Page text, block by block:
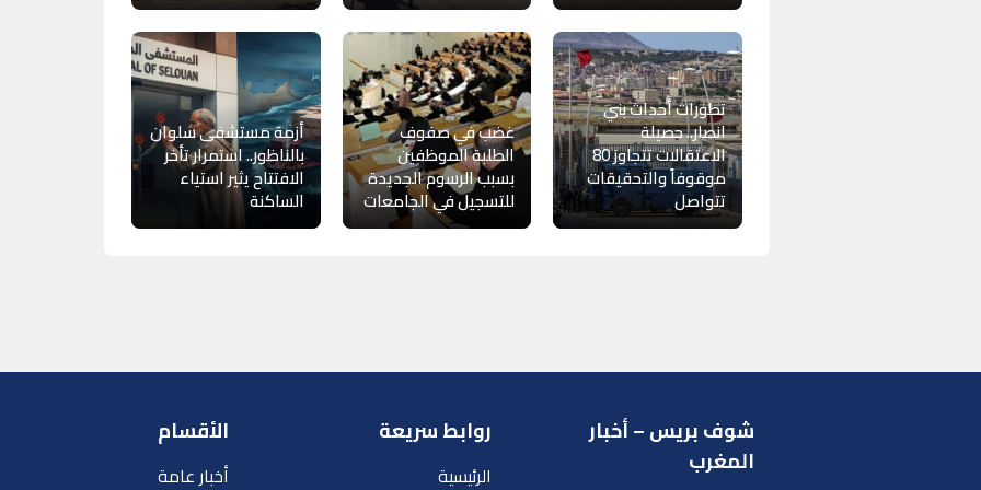
تطورات أحداث بني
انصار.. حصيلة
الاعتقالات تتجاوز 80
موقوفاً والتحقيقات
تتواصل
غضب في صفوف
الطلبة الموظفين
بسبب الرسوم الجديدة
للتسجيل في الجامعات
أزمة مستشفى سلوان
بالناظور.. استمرار تأخر
الافتتاح يثير استياء
الساكنة
شوف بريس – أخبار
المغرب
روابط سريعة
الرئيسية
الأقسام
أخبار عامة